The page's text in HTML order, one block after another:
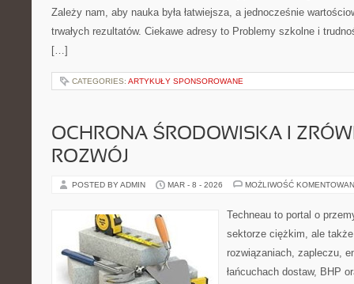
Zależy nam, aby nauka była łatwiejsza, a jednocześnie
trwałych rezultatów. Ciekawe adresy to Problemy szkolne i
[…]
CATEGORIES: ARTYKUŁY SPONSOROWANE
OCHRONA ŚRODOWISKA I
ROZWÓJ
POSTED BY ADMIN MAR - 8 - 2026 MOŻLIWOŚĆ
Techneau to portal o
sektorze ciężkim, ale
rozwiązaniach, zapleczu,
łańcuchach dostaw, BHP